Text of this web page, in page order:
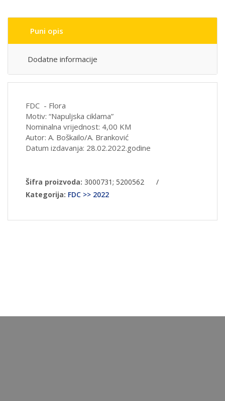
Puni opis
Dodatne informacije
FDC - Flora
Motiv: “Napuljska ciklama”
Nominalna vrijednost: 4,00 KM
Autor: A. Boškailo/A. Branković
Datum izdavanja: 28.02.2022.godine
Šifra proizvoda: 3000731; 5200562
/
Kategorija: FDC >> 2022